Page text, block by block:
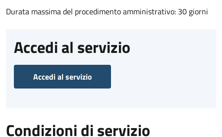
Durata massima del procedimento amministrativo: 30 giorni
Accedi al servizio
Accedi al servizio
Condizioni di servizio